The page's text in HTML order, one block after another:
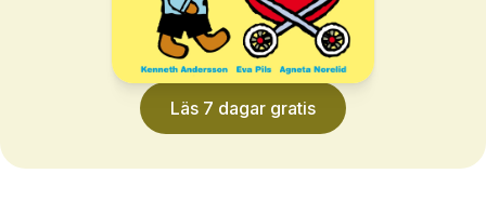
Läs 7 dagar gratis